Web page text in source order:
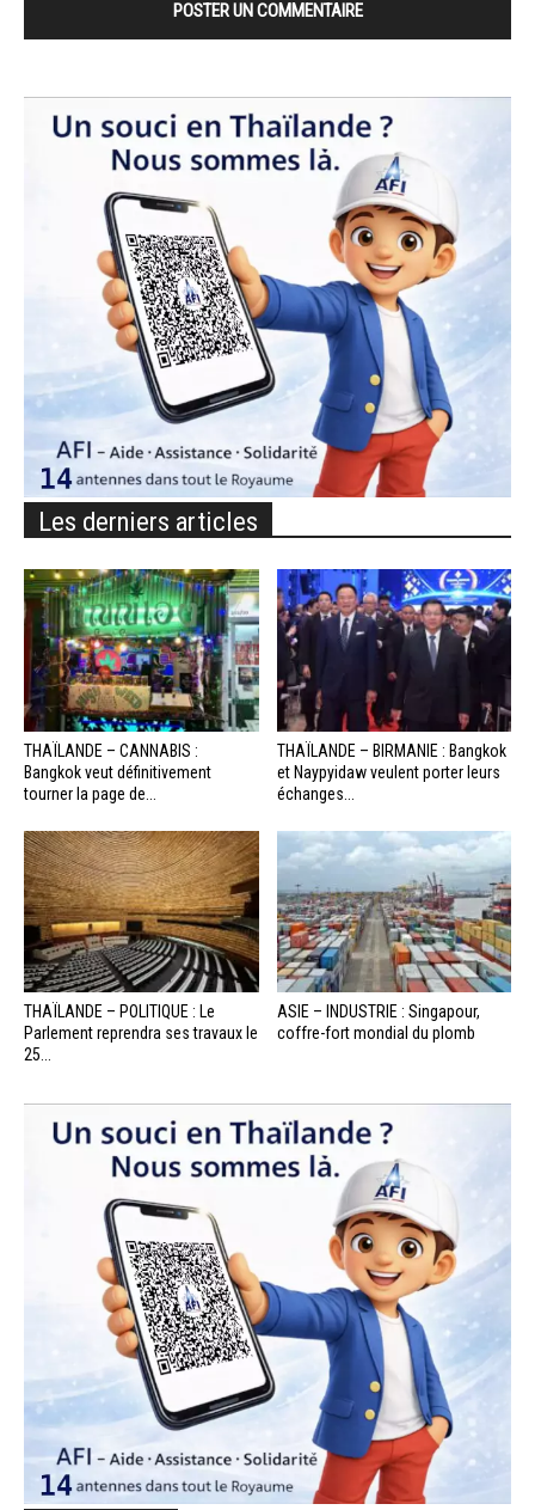
Les derniers articles
THAÏLANDE – CANNABIS :
Bangkok veut définitivement
tourner la page de...
THAÏLANDE – BIRMANIE : Bangkok
et Naypyidaw veulent porter leurs
échanges...
THAÏLANDE – POLITIQUE : Le
Parlement reprendra ses travaux le
25...
ASIE – INDUSTRIE : Singapour,
coffre-fort mondial du plomb